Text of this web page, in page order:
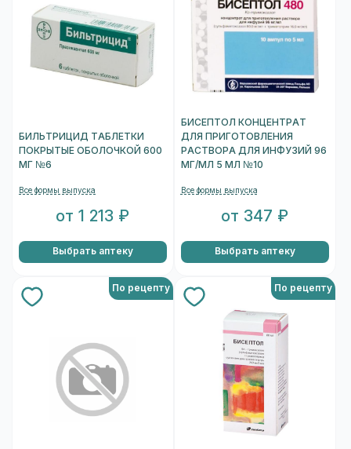
БИЛЬТРИЦИД ТАБЛЕТКИ
ПОКРЫТЫЕ ОБОЛОЧКОЙ 600
МГ №6
Все формы выпуска
от 1 213 ₽
Выбрать аптеку
БИСЕПТОЛ КОНЦЕНТРАТ
ДЛЯ ПРИГОТОВЛЕНИЯ
РАСТВОРА ДЛЯ ИНФУЗИЙ 96
МГ/МЛ 5 МЛ №10
Все формы выпуска
от 347 ₽
Выбрать аптеку
По рецепту По рецепту